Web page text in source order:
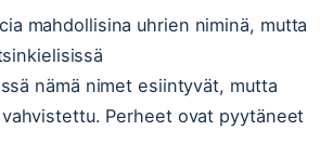
mahdollisina uhrien niminä, mutta
nämä nimet esiintyvät, mutta
Perheet ovat pyytäneet